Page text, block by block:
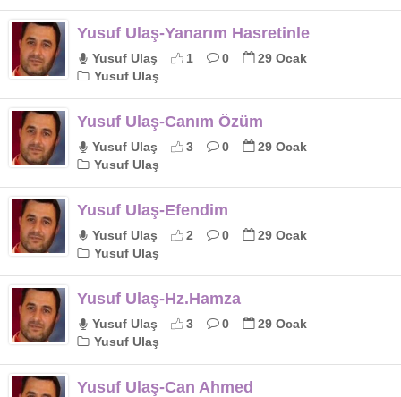
Yusuf Ulaş-Yanarım Hasretinle
Yusuf Ulaş 1 0
29 Ocak
Yusuf Ulaş
Yusuf Ulaş-Canım Özüm
Yusuf Ulaş 3 0
29 Ocak
Yusuf Ulaş
Yusuf Ulaş-Efendim
Yusuf Ulaş 2 0
29 Ocak
Yusuf Ulaş
Yusuf Ulaş-Hz.Hamza
Yusuf Ulaş 3 0
29 Ocak
Yusuf Ulaş
Yusuf Ulaş-Can Ahmed